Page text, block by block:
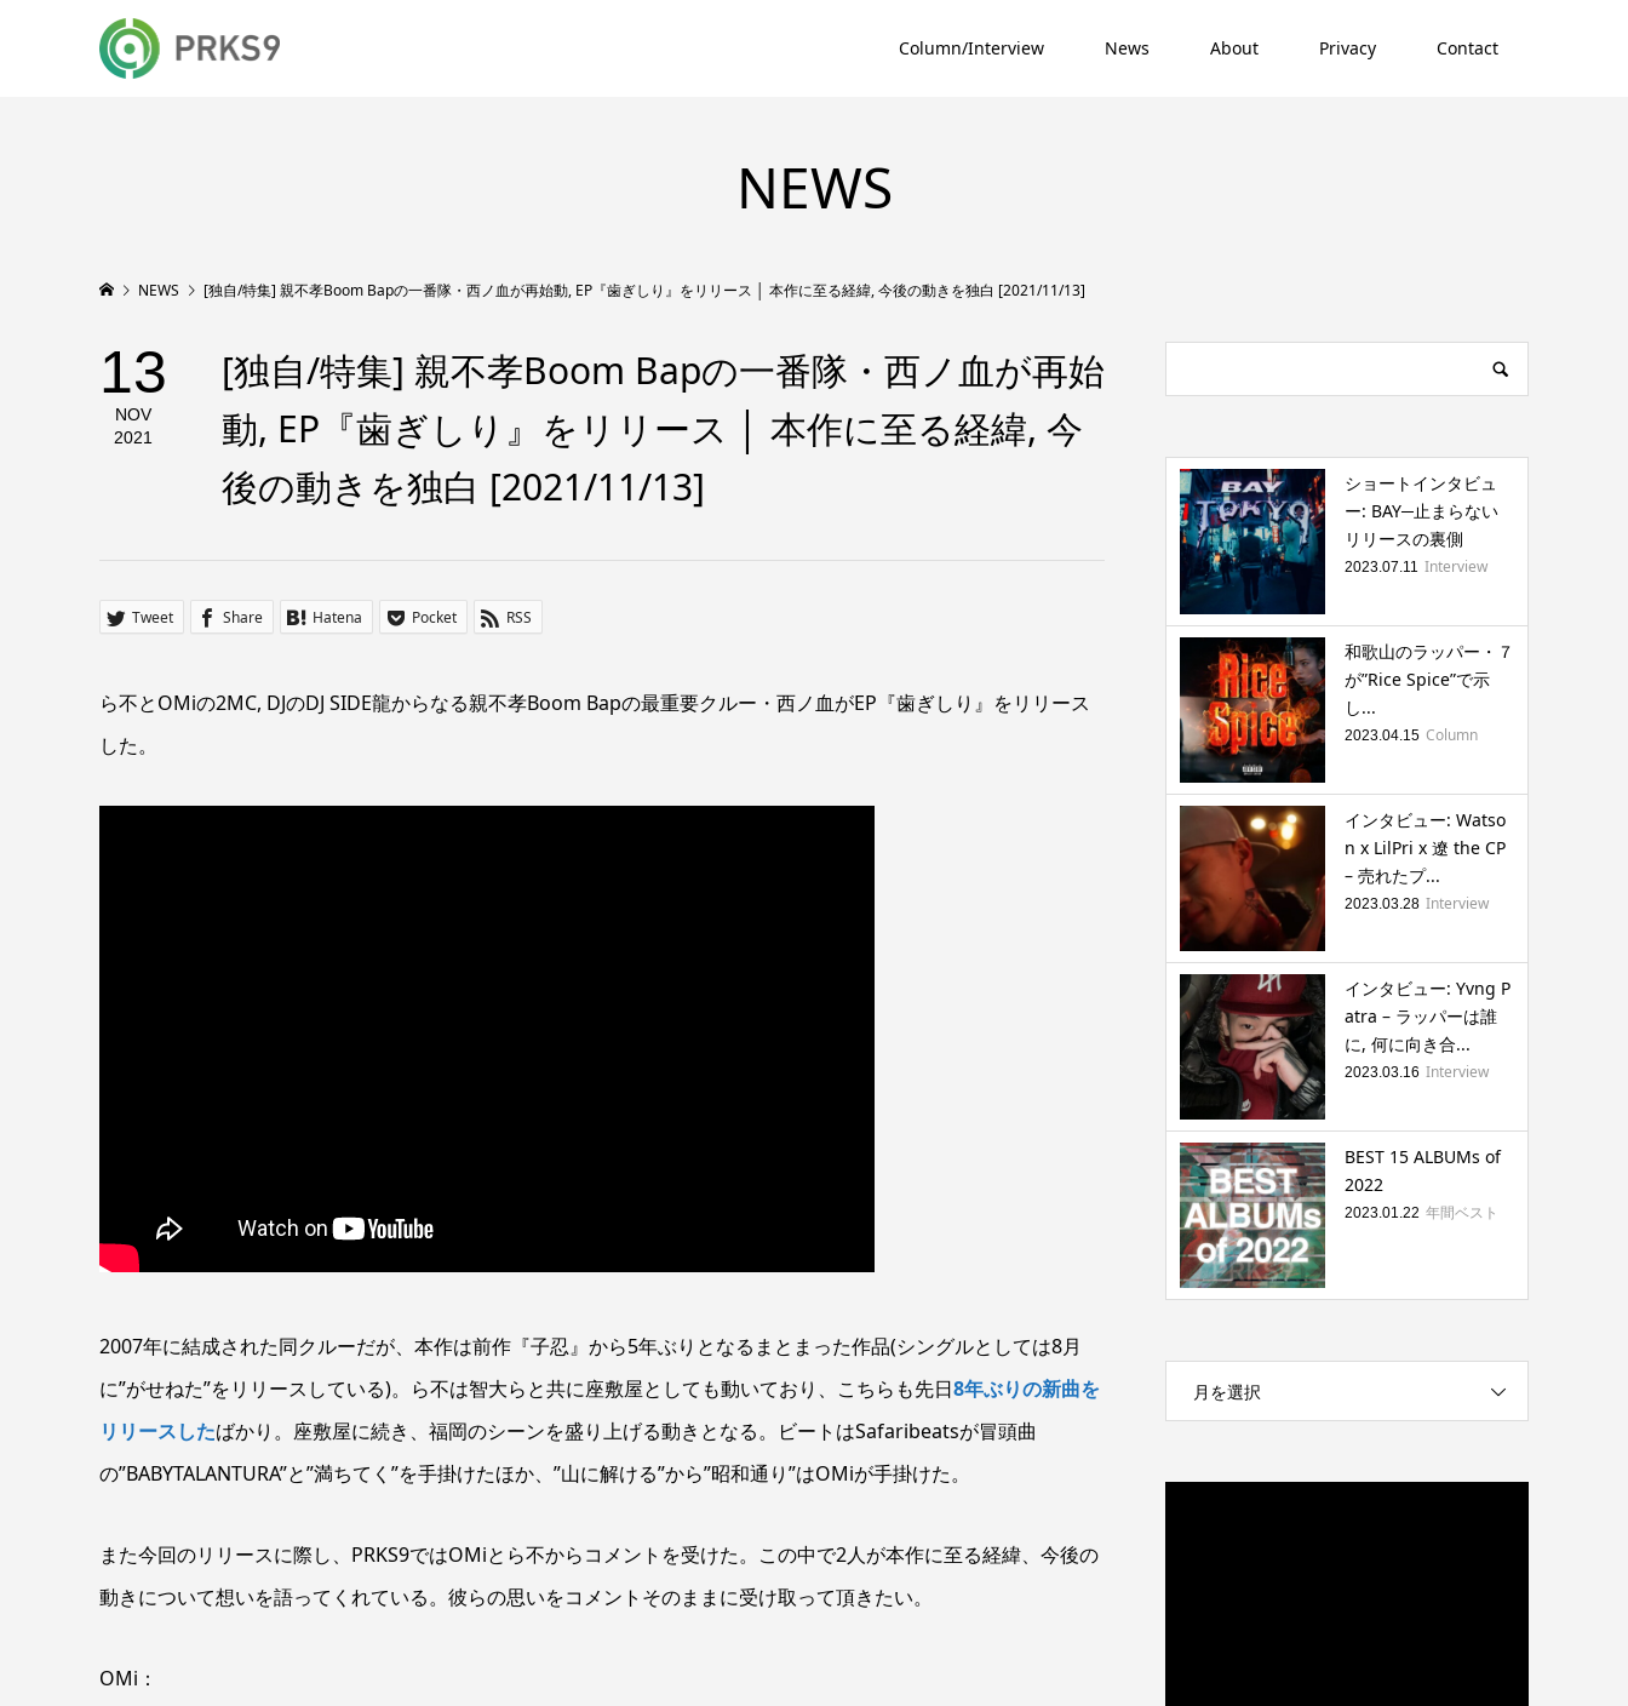
Column/Interview News About Privacy Contact
NEWS
NEWS [独自/特集] 親不孝Boom Bapの一番隊・西ノ血が再始動, EP『歯ぎしり』をリリース │ 本作に至る経緯, 今後の動きを独白 [2021/11/13]
13
NOV
2021
[独自/特集] 親不孝Boom Bapの一番隊・西ノ血が再始
動, EP『歯ぎしり』をリリース │ 本作に至る経緯, 今
後の動きを独白 [2021/11/13]
Tweet Share Hatena Pocket RSS
ら不とOMiの2MC, DJのDJ SIDE龍からなる親不孝Boom Bapの最重要クルー・西ノ血がEP『歯ぎしり』をリリース
した。
2007年に結成された同クルーだが、本作は前作『子忍』から5年ぶりとなるまとまった作品(シングルとしては8月
に”がせねた”をリリースしている)。ら不は智大らと共に座敷屋としても動いており、こちらも先日8年ぶりの新曲を
リリースしたばかり。座敷屋に続き、福岡のシーンを盛り上げる動きとなる。ビートはSafaribeatsが冒頭曲
の”BABYTALANTURA”と”満ちてく”を手掛けたほか、”山に解ける”から”昭和通り”はOMiが手掛けた。
また今回のリリースに際し、PRKS9ではOMiとら不からコメントを受けた。この中で2人が本作に至る経緯、今後の
動きについて想いを語ってくれている。彼らの思いをコメントそのままに受け取って頂きたい。
OMi：
ショートインタビュ
ー: BAY─止まらない
リリースの裏側
2023.07.11 Interview
和歌山のラッパー・７
が”Rice Spice”で示
し...
2023.04.15 Column
インタビュー: Watso
n x LilPri x 遼 the CP
– 売れたプ...
2023.03.28 Interview
インタビュー: Yvng P
atra – ラッパーは誰
に, 何に向き合...
2023.03.16 Interview
BEST 15 ALBUMs of
2022
2023.01.22 年間ベスト
月を選択